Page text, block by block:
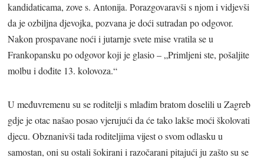
kandidaticama, zove s. Antonija. Porazgovaravši s njom i vidjevši
da je ozbiljna djevojka, pozvana je doći sutradan po odgovor.
Nakon prospavane noći i jutarnje svete mise vratila se u
Frankopansku po odgovor koji je glasio – „Primljeni ste, pošaljite
molbu i dođite 13. kolovoza.“
U međuvremenu su se roditelji s mlađim bratom doselili u Zagreb
gdje je otac našao posao vjerujući da će tako lakše moći školovati
djecu. Obznanivši tada roditeljima vijest o svom odlasku u
samostan, oni su ostali šokirani i razočarani pitajući ju zašto su se